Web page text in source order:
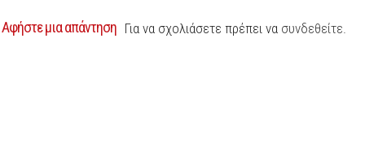
Αφήστε μια απάντηση Για να σχολιάσετε πρέπει να συνδεθείτε.